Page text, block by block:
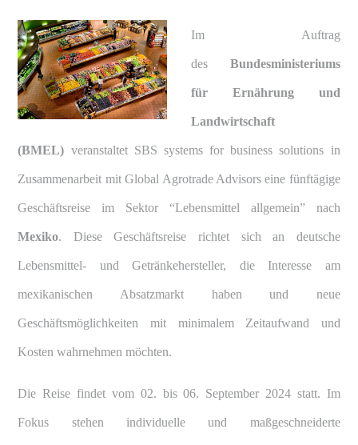
Im Auftrag
des Bundesministeriums
für Ernährung und
Landwirtschaft
(BMEL) veranstaltet SBS systems for business solutions in
Zusammenarbeit mit Global Agrotrade Advisors eine fünftägige
Geschäftsreise im Sektor “Lebensmittel allgemein” nach
Mexiko. Diese Geschäftsreise richtet sich an deutsche
Lebensmittel- und Getränkehersteller, die Interesse am
mexikanischen Absatzmarkt haben und neue
Geschäftsmöglichkeiten mit minimalem Zeitaufwand und
Kosten wahrnehmen möchten.
Die Reise findet vom 02. bis 06. September 2024 statt. Im
Fokus stehen individuelle und maßgeschneiderte